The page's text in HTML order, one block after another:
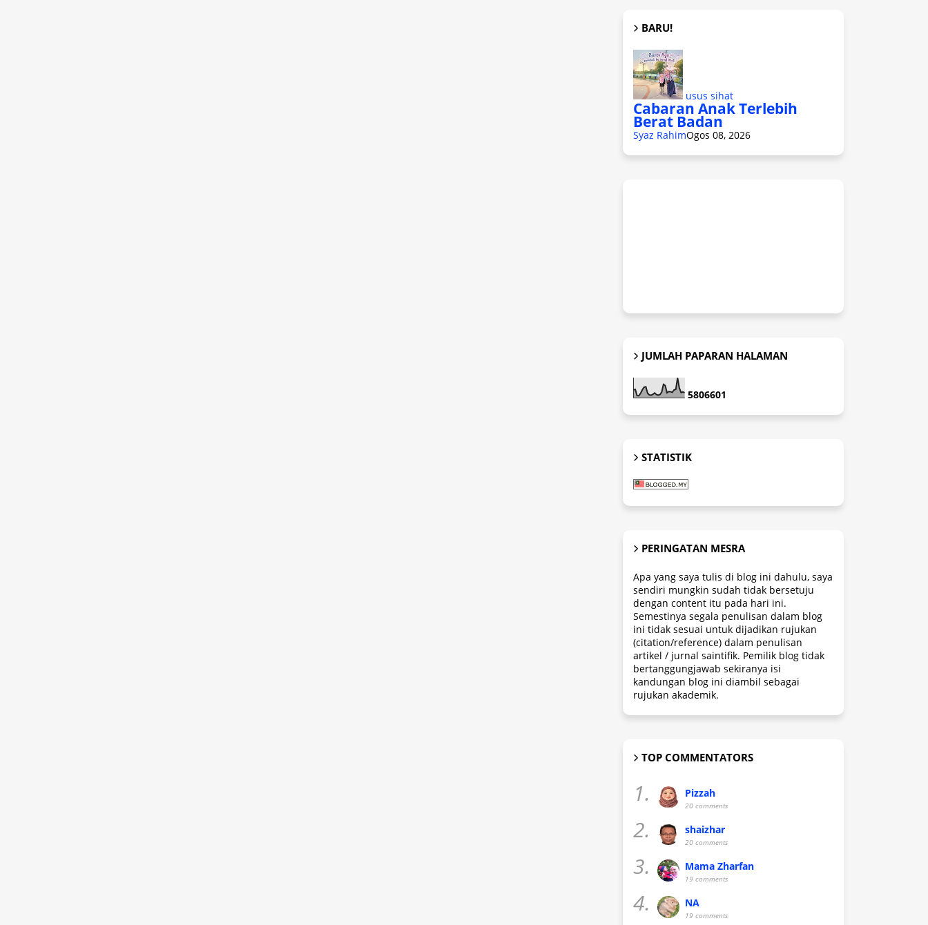
BARU!
usus sihat
Cabaran Anak Terlebih
Berat Badan
Syaz RahimOgos 08, 2026
JUMLAH PAPARAN HALAMAN
5806601
STATISTIK
PERINGATAN MESRA
Apa yang saya tulis di blog ini dahulu, saya
sendiri mungkin sudah tidak bersetuju
dengan content itu pada hari ini.
Semestinya segala penulisan dalam blog
ini tidak sesuai untuk dijadikan rujukan
(citation/reference) dalam penulisan
artikel / jurnal saintifik. Pemilik blog tidak
bertanggungjawab sekiranya isi
kandungan blog ini diambil sebagai
rujukan akademik.
TOP COMMENTATORS
1. Pizzah
20 comments
2. shaizhar
20 comments
3. Mama Zharfan
19 comments
4. NA
19 comments